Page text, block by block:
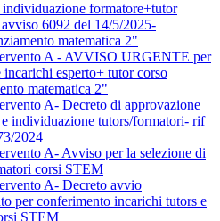
formatore+tutor
6092 del 14/5/2025-
matematica 2"
A - AVVISO URGENTE per
incarichi esperto+ tutor corso
matematica 2"
A- Decreto di approvazione
e individuazione tutors/formatori- rif
2024
A- Avviso per la selezione di
corsi STEM
A- Decreto avvio
per conferimento incarichi tutors e
STEM